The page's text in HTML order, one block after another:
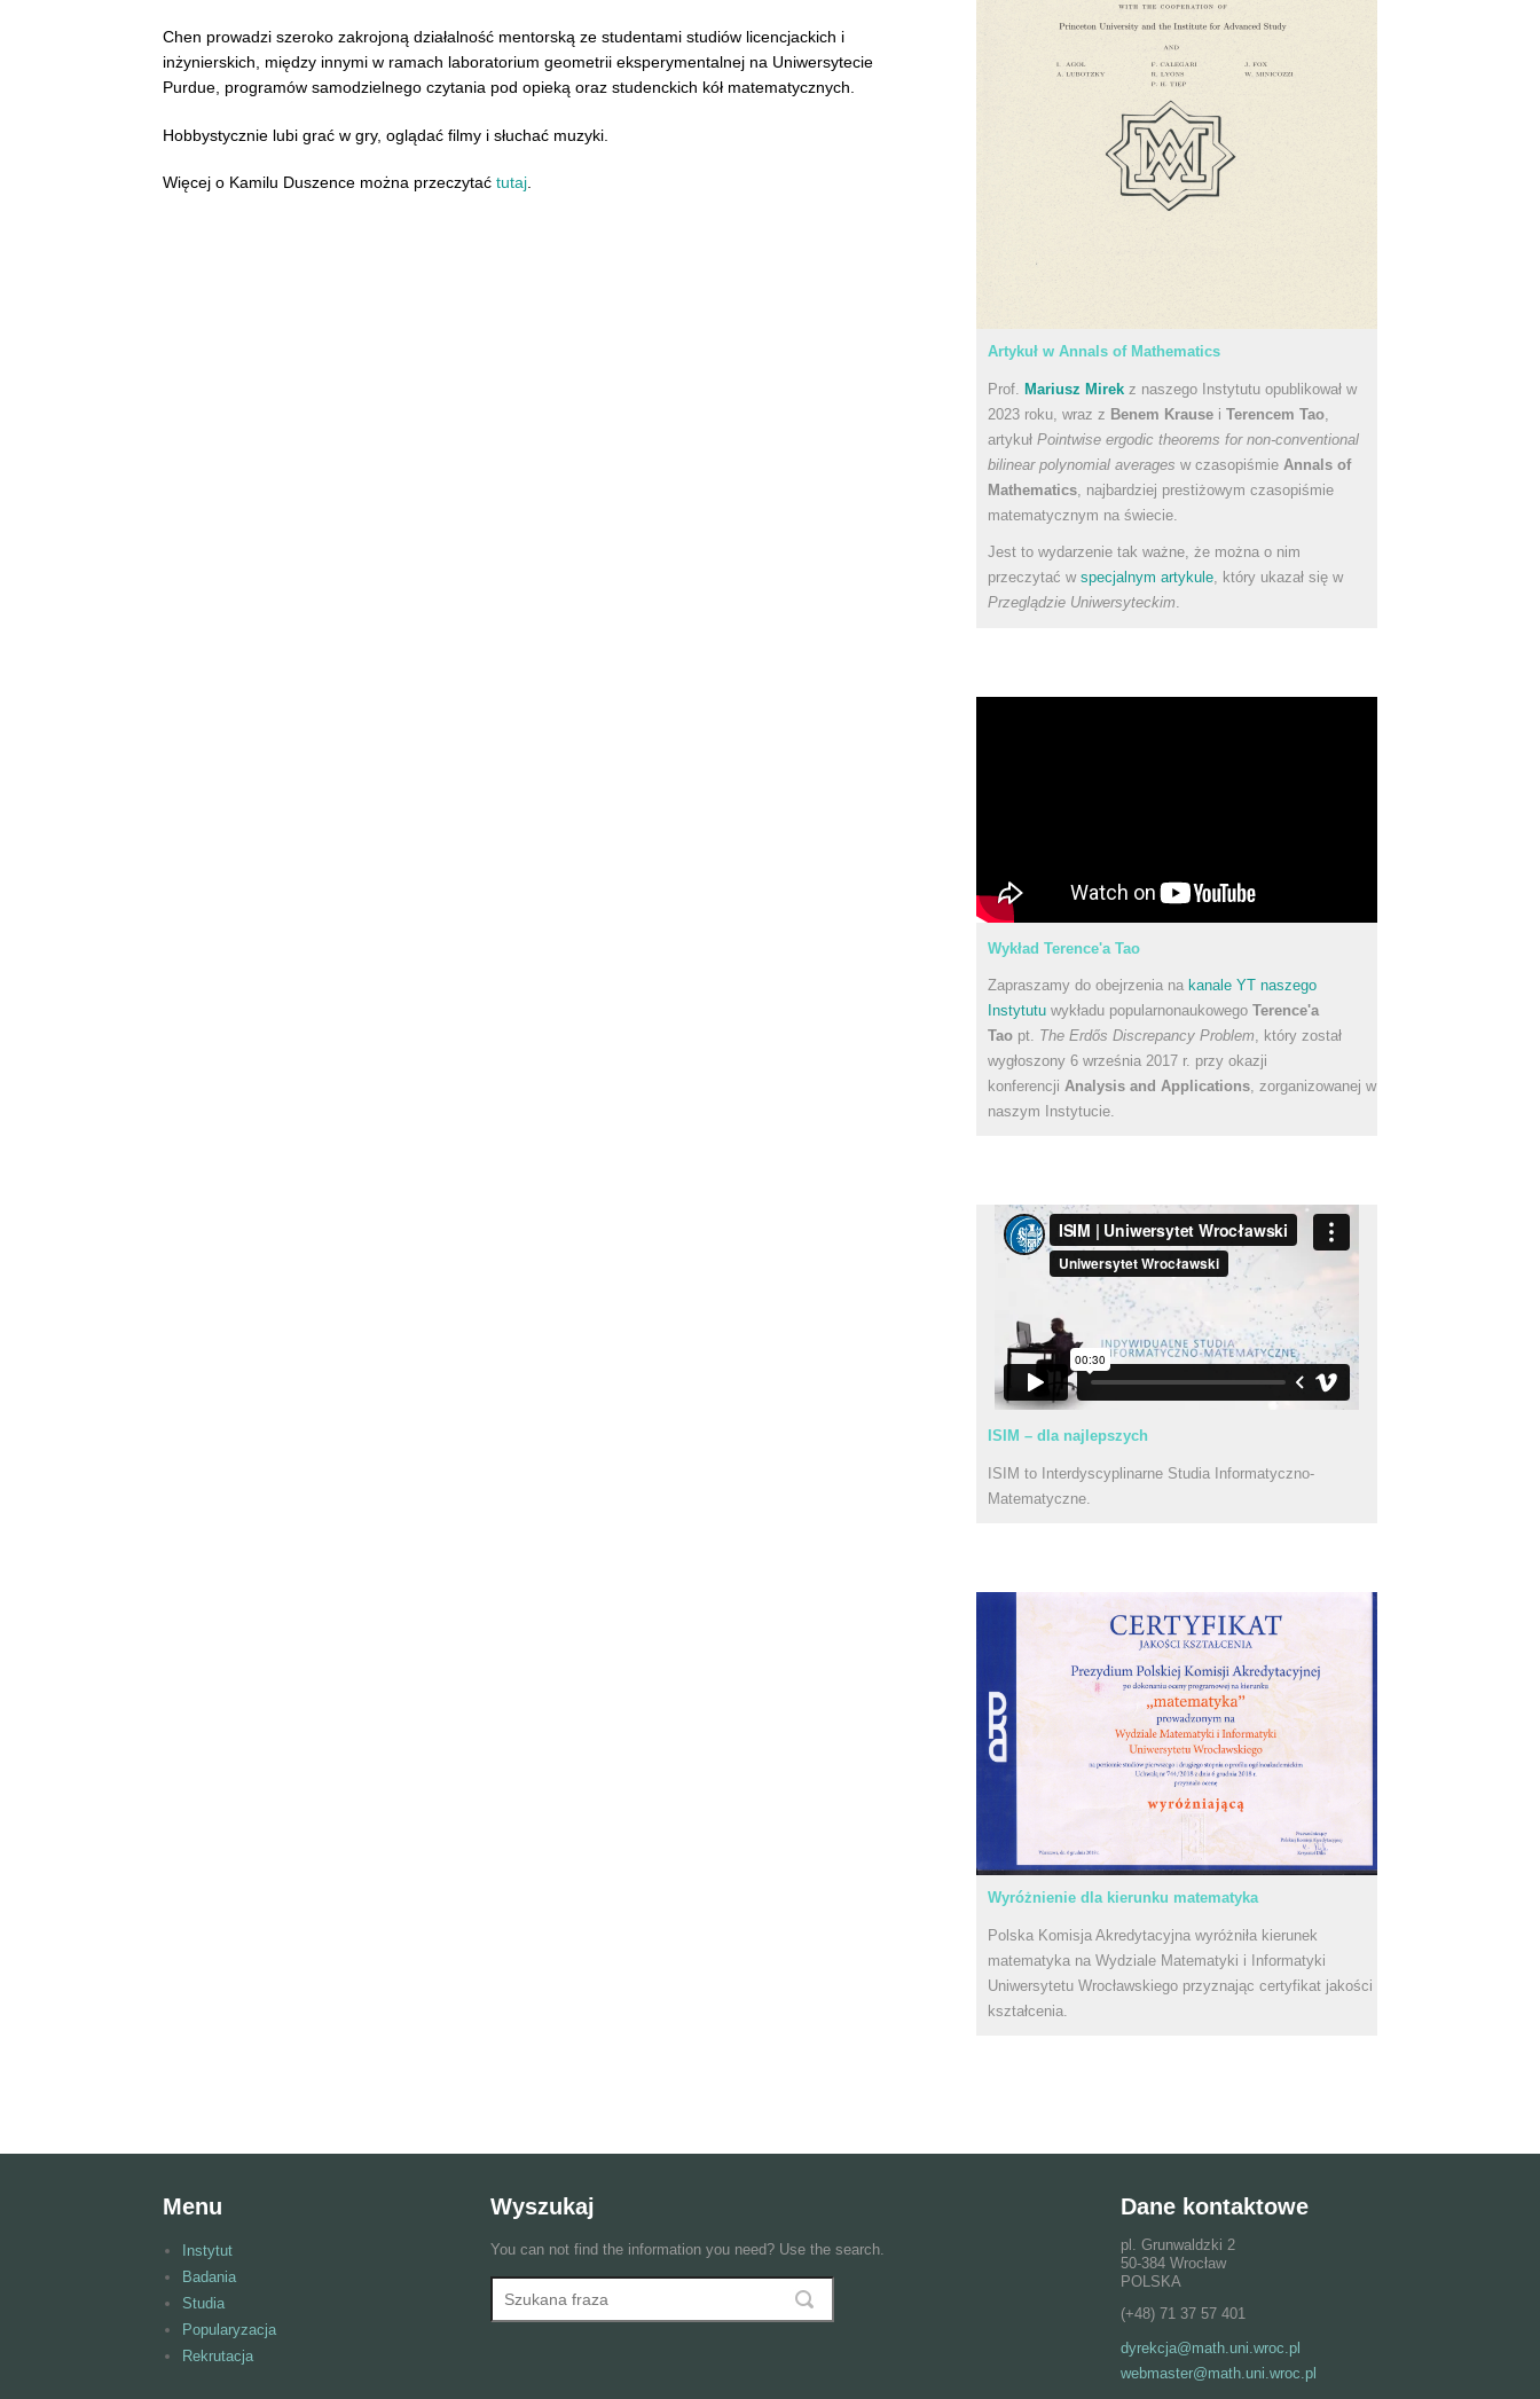
Chen prowadzi szeroko zakrojoną działalność mentorską ze studentami studiów licencjackich i
inżynierskich, między innymi w ramach laboratorium geometrii eksperymentalnej na Uniwersytecie
Purdue, programów samodzielnego czytania pod opieką oraz studenckich kół matematycznych.
Hobbystycznie lubi grać w gry, oglądać filmy i słuchać muzyki.
Więcej o Kamilu Duszence można przeczytać tutaj.
Artykuł w Annals of Mathematics
Prof. Mariusz Mirek z naszego Instytutu opublikował w
2023 roku, wraz z Benem Krause i Terencem Tao
artykuł Pointwise ergodic theorems for non-conventional
bilinear polynomial averages w czasopiśmie Annals of
Mathematics , najbardziej prestiżowym czasopiśmie
matematycznym na świecie.
Jest to wydarzenie tak ważne, że można o nim
przeczytać w specjalnym artykule, który ukazał się w
Przeglądzie Uniwersyteckim.
Wykład Terence'a Tao
Zapraszamy do obejrzenia na kanale YT naszego
Instytutu wykładu popularnonaukowego Terence'a
Tao pt. The Erdős Discrepancy Problem , który został
wygłoszony 6 września 2017 r. przy okazji
konferencji Analysis and Applications , zorganizowanej w
naszym Instytucie.
ISIM – dla najlepszych
ISIM to Interdyscyplinarne Studia Informatyczno-
Matematyczne.
Wyróżnienie dla kierunku matematyka
Polska Komisja Akredytacyjna wyróżniła kierunek
matematyka na Wydziale Matematyki i Informatyki
Uniwersytetu Wrocławskiego przyznając certyfikat jakości
kształcenia.
Menu
Instytut
Badania
Studia
Popularyzacja
Rekrutacja
Wyszukaj
You can not find the information you need? Use the search.
Formularz wyszukiwania
Wyszukaj
Dane kontaktowe
pl. Grunwaldzki 2
50-384 Wrocław
POLSKA
(+48) 71 37 57 401
dyrekcja@math.uni.wroc.pl
webmaster@math.uni.wroc.pl